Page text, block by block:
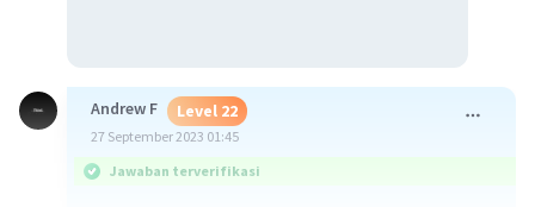
Andrew F Level 22
27 September 2023 01:45
Jawaban terverifikasi